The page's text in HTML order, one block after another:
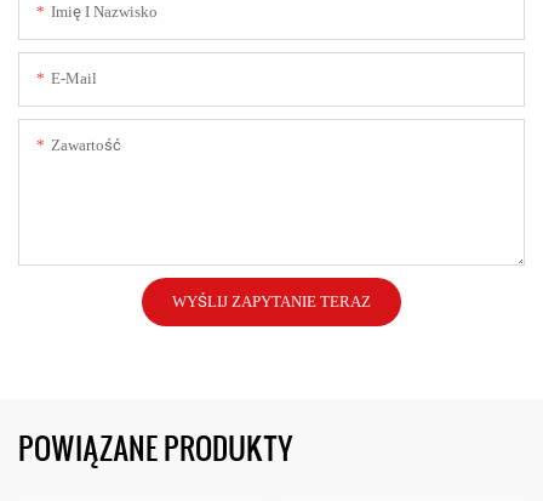
Imię I Nazwisko
E-Mail
Zawartość
WYŚLIJ ZAPYTANIE TERAZ
POWIĄZANE PRODUKTY